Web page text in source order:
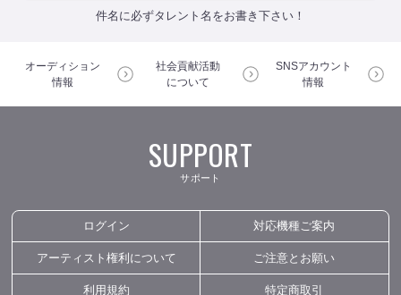
件名に必ずタレント名をお書き下さい！
オーディション
情報
社会貢献活動
について
SNSアカウント
情報
SUPPORT
サポート
ログイン 対応機種ご案内
アーティスト権利について ご注意とお願い
利用規約 特定商取引